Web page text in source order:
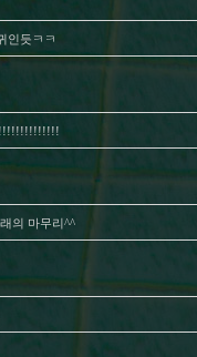
인듯ㅋㅋ
의 마무리^^